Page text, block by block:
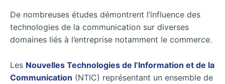
De nombreuses études démontrent l’influence des
technologies de la communication sur diverses
domaines liés à l’entreprise notamment le commerce.
Les Nouvelles Technologies de l’Information et de la
Communication (NTIC) représentant un ensemble de